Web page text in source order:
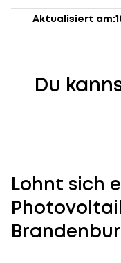
Aktualisiert am:
Du
Lohnt sich